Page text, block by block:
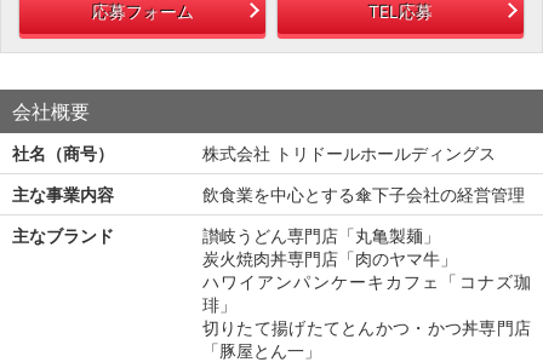
応募フォーム TEL応募
会社概要
社名（商号）
株式会社 トリドールホールディングス
主な事業内容
飲食業を中心とする傘下子会社の経営管理
主なブランド
讃岐うどん専門店「丸亀製麺」
炭火焼肉丼専門店「肉のヤマ牛」
ハワイアンパンケーキカフェ「コナズ珈
琲」
切りたて揚げたてとんかつ・かつ丼専門店
「豚屋とん一」